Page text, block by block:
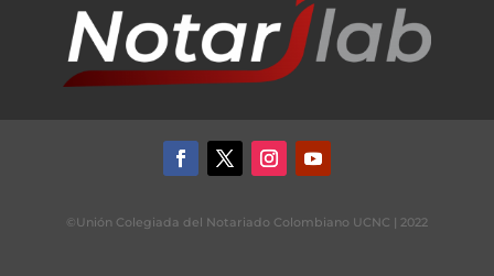
©Unión Colegiada del Notariado Colombiano UCNC | 2022